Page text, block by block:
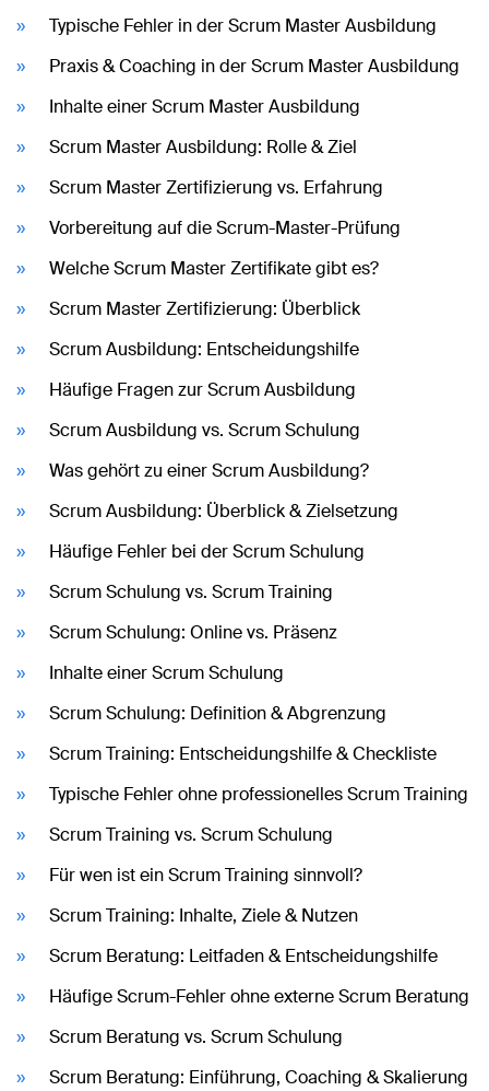
Typische Fehler in der Scrum Master Ausbildung
Praxis & Coaching in der Scrum Master Ausbildung
Inhalte einer Scrum Master Ausbildung
Scrum Master Ausbildung: Rolle & Ziel
Scrum Master Zertifizierung vs. Erfahrung
Vorbereitung auf die Scrum-Master-Prüfung
Welche Scrum Master Zertifikate gibt es?
Scrum Master Zertifizierung: Überblick
Scrum Ausbildung: Entscheidungshilfe
Häufige Fragen zur Scrum Ausbildung
Scrum Ausbildung vs. Scrum Schulung
Was gehört zu einer Scrum Ausbildung?
Scrum Ausbildung: Überblick & Zielsetzung
Häufige Fehler bei der Scrum Schulung
Scrum Schulung vs. Scrum Training
Scrum Schulung: Online vs. Präsenz
Inhalte einer Scrum Schulung
Scrum Schulung: Definition & Abgrenzung
Scrum Training: Entscheidungshilfe & Checkliste
Typische Fehler ohne professionelles Scrum Training
Scrum Training vs. Scrum Schulung
Für wen ist ein Scrum Training sinnvoll?
Scrum Training: Inhalte, Ziele & Nutzen
Scrum Beratung: Leitfaden & Entscheidungshilfe
Häufige Scrum-Fehler ohne externe Scrum Beratung
Scrum Beratung vs. Scrum Schulung
Scrum Beratung: Einführung, Coaching & Skalierung